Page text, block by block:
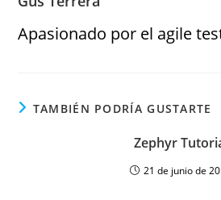
Apasionado por el agile
TAMBIÉN PODRÍA GUSTARTE
Zephyr
21 de junio de